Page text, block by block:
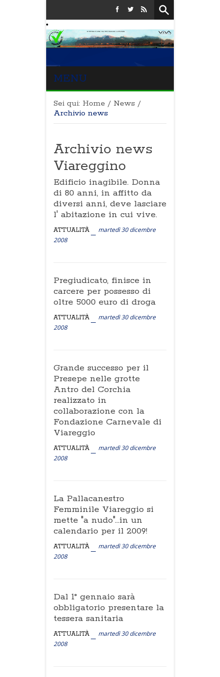
MENU
Sei qui: Home / News /
Archivio news
Archivio news
Viareggino
Edificio inagibile. Donna
di 80 anni, in affitto da
diversi anni, deve lasciare
l' abitazione in cui vive.
ATTUALITÀ
martedì 30 dicembre
2008
Pregiudicato, finisce in
carcere per possesso di
oltre 5000 euro di droga
ATTUALITÀ
martedì 30 dicembre
2008
Grande successo per il
Presepe nelle grotte
Antro del Corchia
realizzato in
collaborazione con la
Fondazione Carnevale di
Viareggio
ATTUALITÀ
martedì 30 dicembre
2008
La Pallacanestro
Femminile Viareggio si
mette "a nudo"...in un
calendario per il 2009!
ATTUALITÀ
martedì 30 dicembre
2008
Dal 1° gennaio sarà
obbligatorio presentare la
tessera sanitaria
ATTUALITÀ
martedì 30 dicembre
2008